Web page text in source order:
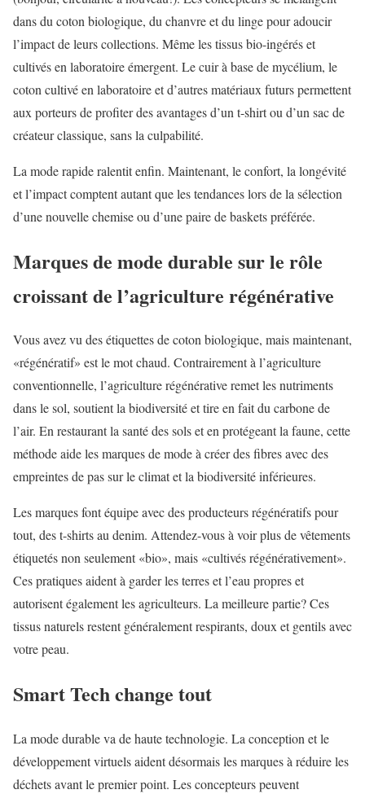
dans du coton biologique, du chanvre et du linge pour adoucir
l’impact de leurs collections. Même les tissus bio-ingérés et
cultivés en laboratoire émergent. Le cuir à base de mycélium, le
coton cultivé en laboratoire et d’autres matériaux futurs permettent
aux porteurs de profiter des avantages d’un t-shirt ou d’un sac de
créateur classique, sans la culpabilité.
La mode rapide ralentit enfin. Maintenant, le confort, la longévité
et l’impact comptent autant que les tendances lors de la sélection
d’une nouvelle chemise ou d’une paire de baskets préférée.
Marques de mode durable sur le rôle
croissant de l’agriculture régénérative
Vous avez vu des étiquettes de coton biologique, mais maintenant,
«régénératif» est le mot chaud. Contrairement à l’agriculture
conventionnelle, l’agriculture régénérative remet les nutriments
dans le sol, soutient la biodiversité et tire en fait du carbone de
l’air. En restaurant la santé des sols et en protégeant la faune, cette
méthode aide les marques de mode à créer des fibres avec des
empreintes de pas sur le climat et la biodiversité inférieures.
Les marques font équipe avec des producteurs régénératifs pour
tout, des t-shirts au denim. Attendez-vous à voir plus de vêtements
étiquetés non seulement «bio», mais «cultivés régénérativement».
Ces pratiques aident à garder les terres et l’eau propres et
autorisent également les agriculteurs. La meilleure partie? Ces
tissus naturels restent généralement respirants, doux et gentils avec
votre peau.
Smart Tech change tout
La mode durable va de haute technologie. La conception et le
développement virtuels aident désormais les marques à réduire les
déchets avant le premier point. Les concepteurs peuvent